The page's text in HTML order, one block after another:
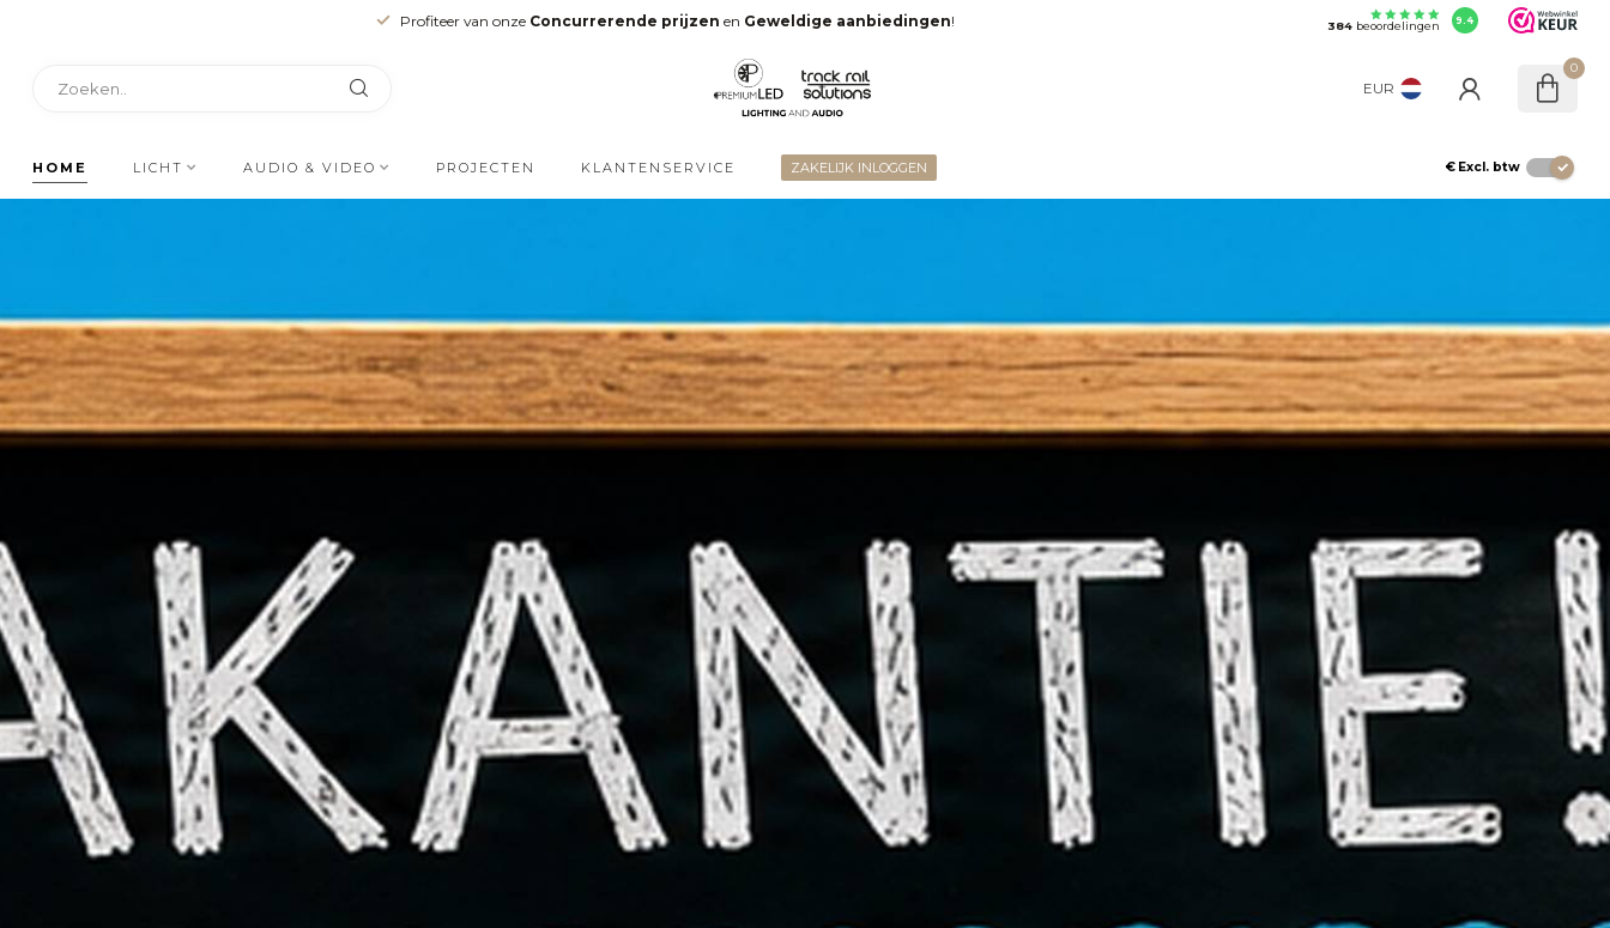
Profiteer van onze Concurrerende prijzen en Geweldige aanbiedingen! 384beoordelingen 9.4
EUR
0
HOME LICHT AUDIO & VIDEO PROJECTEN KLANTENSERVICE ZAKELIJK INLOGGEN € Excl. btw